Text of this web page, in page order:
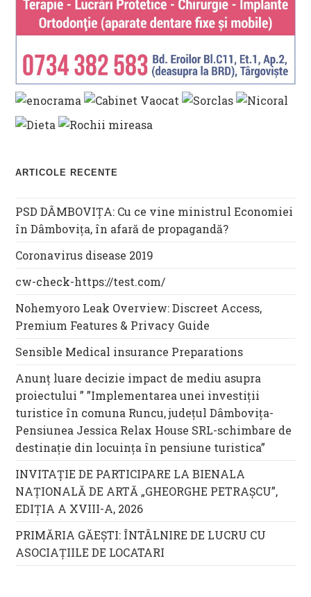
ARTICOLE RECENTE
PSD DÂMBOVIȚA: Cu ce vine ministrul Economiei
în Dâmbovița, în afară de propagandă?
Coronavirus disease 2019
cw-check-https://test.com/
Nohemyoro Leak Overview: Discreet Access,
Premium Features & Privacy Guide
Sensible Medical insurance Preparations
Anunț luare decizie impact de mediu asupra
proiectului ” ”Implementarea unei investiții
turistice în comuna Runcu, județul Dâmbovița-
Pensiunea Jessica Relax House SRL-schimbare de
destinație din locuința în pensiune turistica”
INVITAȚIE DE PARTICIPARE LA BIENALA
NAȚIONALĂ DE ARTĂ „GHEORGHE PETRAȘCU”,
EDIŢIA A XVIII-A, 2026
PRIMĂRIA GĂEȘTI: ÎNTÂLNIRE DE LUCRU CU
ASOCIAȚIILE DE LOCATARI